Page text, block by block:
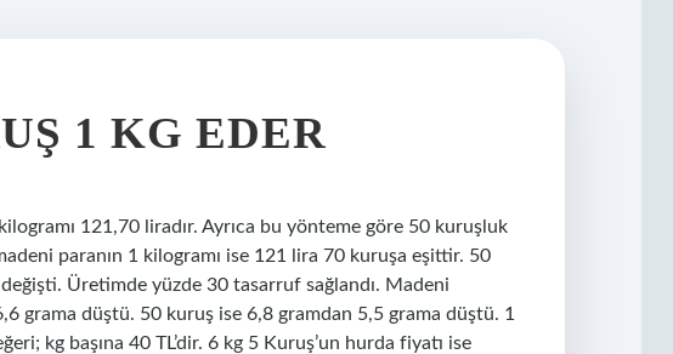
1 KG EDER
121,70 liradır. Ayrıca bu yönteme göre 50 kuruşluk
paranın 1 kilogramı ise 121 lira 70 kuruşa eşittir. 50
Üretimde yüzde 30 tasarruf sağlandı. Madeni
grama düştü. 50 kuruş ise 6,8 gramdan 5,5 grama düştü. 1
kg başına 40 TL’dir. 6 kg 5 Kuruş’un hurda fiyatı ise